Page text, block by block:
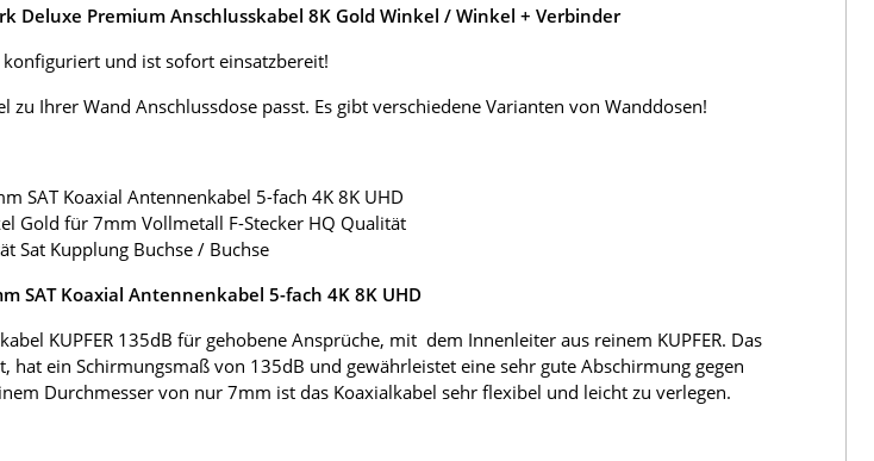
Deluxe Premium Anschlusskabel 8K Gold Winkel / Winkel + Verbinder
und ist sofort einsatzbereit!
zu Ihrer Wand Anschlussdose passt. Es gibt verschiedene Varianten von Wanddosen!
SAT Koaxial Antennenkabel 5-fach 4K 8K UHD
Gold für 7mm Vollmetall F-Stecker HQ Qualität
Sat Kupplung Buchse / Buchse
SAT Koaxial Antennenkabel 5-fach 4K 8K UHD
KUPFER 135dB für gehobene Ansprüche, mit dem Innenleiter aus reinem KUPFER. Das
hat ein Schirmungsmaß von 135dB und gewährleistet eine sehr gute Abschirmung gegen
Durchmesser von nur 7mm ist das Koaxialkabel sehr flexibel und leicht zu verlegen.